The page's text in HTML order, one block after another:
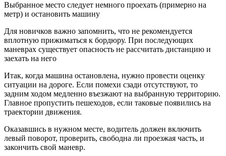
Выбранное место следует немного проехать (примерно на
метр) и остановить машину
Для новичков важно запомнить, что не рекомендуется
вплотную прижиматься к бордюру. При последующих
маневрах существует опасность не рассчитать дистанцию и
заехать на него
Итак, когда машина остановлена, нужно провести оценку
ситуации на дороге. Если помехи сзади отсутствуют, то
задним ходом медленно въезжают на выбранную территорию.
Главное пропустить пешеходов, если таковые появились на
траектории движения.
Оказавшись в нужном месте, водитель должен включить
левый поворот, проверить, свободна ли проезжая часть, и
закончить свой маневр.